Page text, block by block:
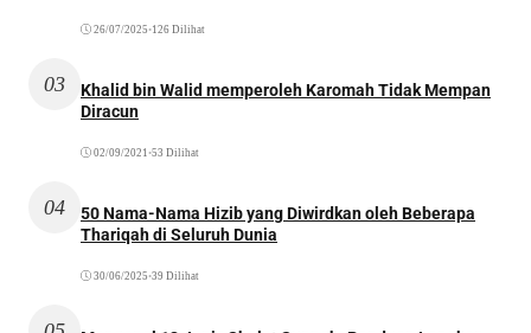
26/07/2025 •126 Dilihat
03
Khalid bin Walid memperoleh Karomah Tidak Mempan
Diracun
02/09/2021 •53 Dilihat
04
50 Nama-Nama Hizib yang Diwirdkan oleh Beberapa
Thariqah di Seluruh Dunia
30/06/2025 •39 Dilihat